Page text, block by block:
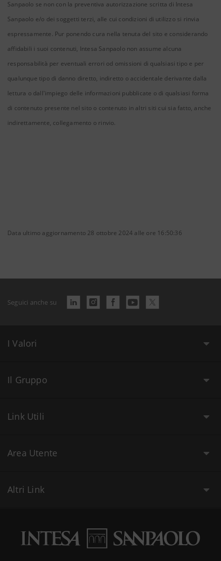
Sanpaolo se non con la preventiva autorizzazione scritta di Intesa
Sanpaolo e/o dei soggetti terzi, alle cui condizioni di utilizzo si rinvia
espressamente. Pur ponendo cura nella tenuta del sito e considerando
affidabili i suoi contenuti, Intesa Sanpaolo non assume alcuna
responsabilità per eventuali errori od omissioni di qualsiasi tipo e per
qualunque tipo di danno diretto, indiretto o accidentale derivante dalla
lettura o dall'impiego delle informazioni pubblicate o di qualsiasi forma
di contenuto presente nel sito o contenuto in altri siti cui sia fatto, anche
indirettamente, collegamento o rinvio.
Data ultimo aggiornamento 28 ottobre 2024 alle ore 16:50:36
Seguici anche su
I Valori
Il Gruppo
Link Utili
Area Utente
Altri Link